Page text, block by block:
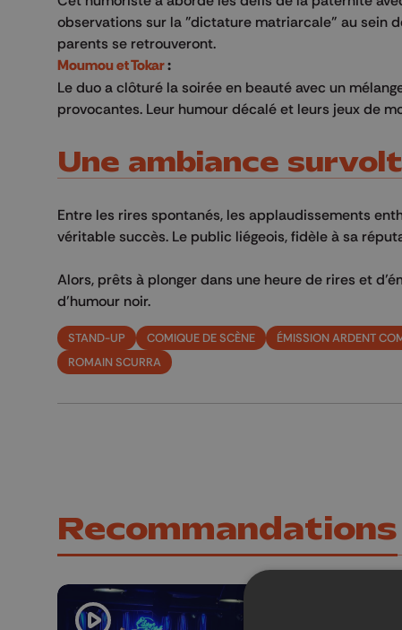
observations sur la "dictature matriarcale" au sein
parents se retrouveront.
Moumou et Tokar:
Le duo a clôturé la soirée en beauté avec un
provocantes. Leur humour décalé et leurs jeux de
Une ambiance
Entre les rires spontanés, les applaudissements
véritable succès. Le public liégeois, fidèle à sa
Alors, prêts à plonger dans une heure de rires et
d’humour noir.
STAND-UP COMIQUE DE SCÈNE ÉMISSION ARDENT
ROMAIN SCURRA
Recommandations